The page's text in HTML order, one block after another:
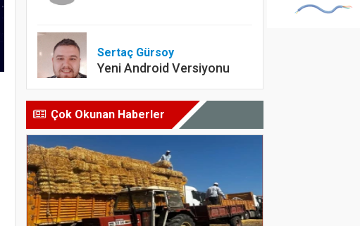
Sertaç Gürsoy
Yeni Android Versiyonu
Dyt. Merve Köksal
Diyet yapılırken en çok
yapılan hatalar nelerdir?
Sercan Turna
Şampiyon olacak bizim
Çok Okunan Haberler